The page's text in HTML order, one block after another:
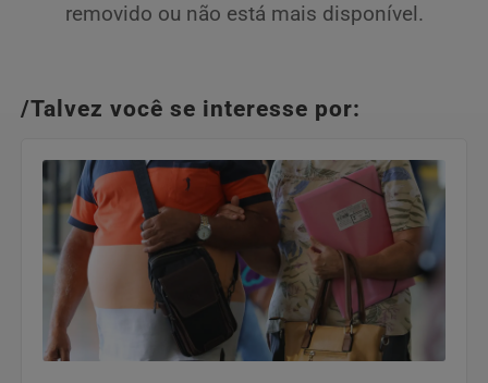
removido ou não está mais disponível.
/Talvez você se interesse por: